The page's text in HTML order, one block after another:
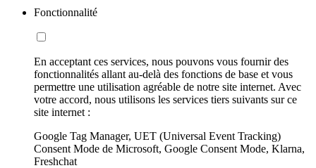
Fonctionnalité
En acceptant ces services, nous pouvons vous fournir des
fonctionnalités allant au-delà des fonctions de base et vous
permettre une utilisation agréable de notre site internet. Avec
votre accord, nous utilisons les services tiers suivants sur ce
site internet :
Google Tag Manager, UET (Universal Event Tracking)
Consent Mode de Microsoft, Google Consent Mode, Klarna,
Freshchat